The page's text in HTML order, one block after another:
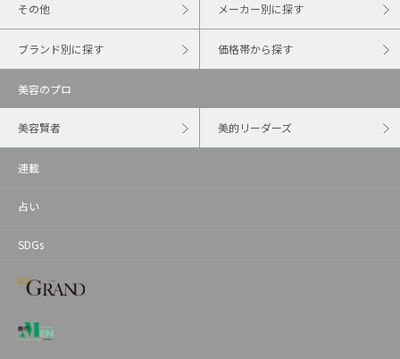
その他 メーカー別に探す
ブランド別に探す 価格帯から探す
美容のプロ
美容賢者 美的リーダーズ
連載
占い
SDGs